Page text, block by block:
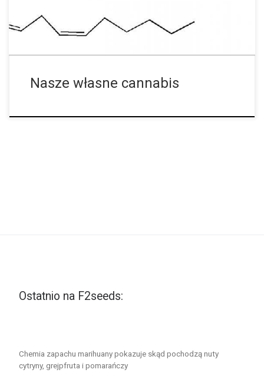
jednym z dwóch pierwotnych endokannabinoidów i posiada
różne funkcje wewnątrz ciała. Razem te endokannabinoidy są
Nasze własne cannabis
Ostatnio na F2seeds:
Chemia zapachu marihuany pokazuje skąd pochodzą nuty
cytryny, grejpfruta i pomarańczy